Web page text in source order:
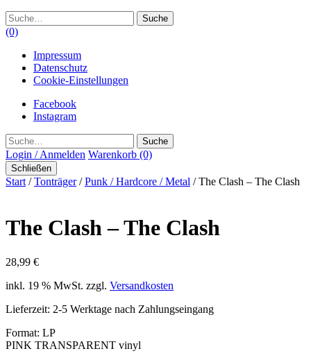
Suche
(0)
Impressum
Datenschutz
Cookie-Einstellungen
Facebook
Instagram
Suche
Login / Anmelden Warenkorb (0)
Schließen
Start /Tonträger/Punk / Hardcore / Metal / The Clash – The Clash
The Clash – The Clash
28,99 €
inkl. 19 % MwSt. zzgl. Versandkosten
Lieferzeit: 2-5 Werktage nach Zahlungseingang
Format: LP
PINK TRANSPARENT vinyl